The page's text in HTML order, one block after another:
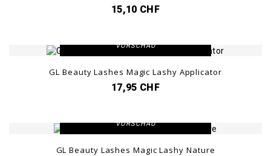
15,10 CHF
VORSCHAU
GL Beauty Lashes Magic Lashy Applicator
17,95 CHF
VORSCHAU
GL Beauty Lashes Magic Lashy Nature